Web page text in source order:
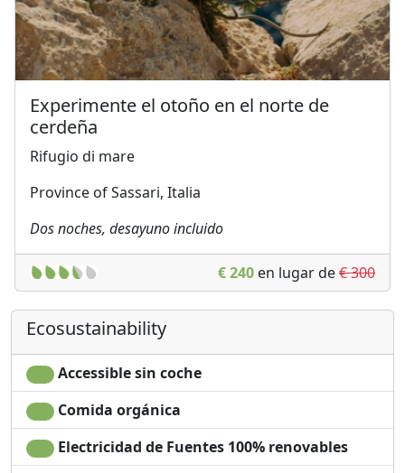
Experimente el otoño en el norte de
cerdeña
Rifugio di mare
Province of Sassari, Italia
Dos noches, desayuno incluido
€ 240 en lugar de€ 300
Ecosustainability
Accessible sin coche
Comida orgánica
Electricidad de Fuentes 100% renovables